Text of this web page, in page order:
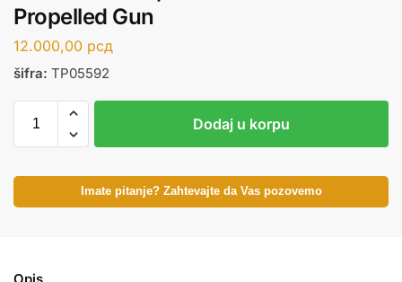
Propelled Gun
12.000,00 рсд
šifra: TP05592
Dodaj u korpu
Imate pitanje? Zahtevajte da Vas pozovemo
Opis